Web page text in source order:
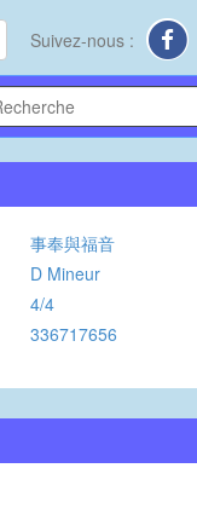
Suivez-nous :
事奉與福音
D Mineur
4/4
336717656